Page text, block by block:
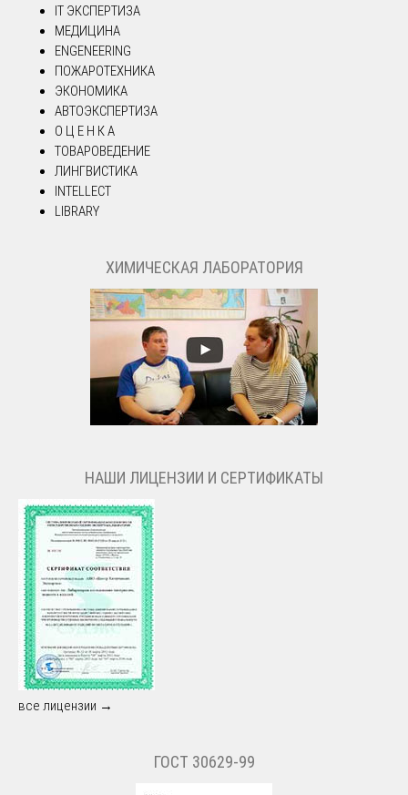
IT ЭКСПЕРТИЗА
МЕДИЦИНА
ENGENEERING
ПОЖАРОТЕХНИКА
ЭКОНОМИКА
АВТОЭКСПЕРТИЗА
О Ц Е Н К А
ТОВАРОВЕДЕНИЕ
ЛИНГВИСТИКА
INTELLECT
LIBRARY
ХИМИЧЕСКАЯ ЛАБОРАТОРИЯ
НАШИ ЛИЦЕНЗИИ И СЕРТИФИКАТЫ
все лицензии →
ГОСТ 30629-99